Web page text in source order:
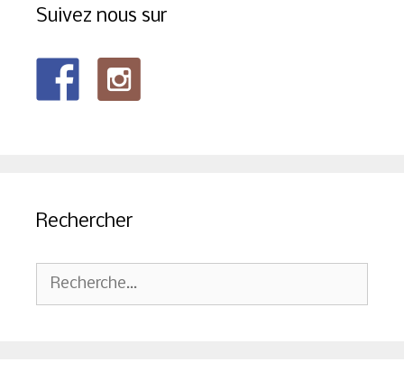
Suivez nous sur
Rechercher
Rechercher :